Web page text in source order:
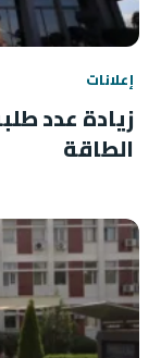
إعلانات
زيادة عدد
الطاقة